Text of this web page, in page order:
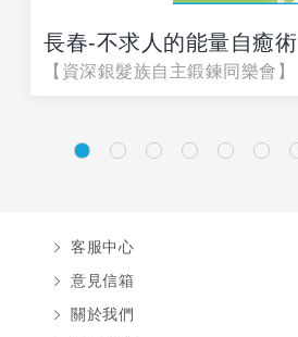
長春-不求人的能量自癒術
【資深銀髮族自主鍛鍊同樂會】
客服中心
意見信箱
關於我們